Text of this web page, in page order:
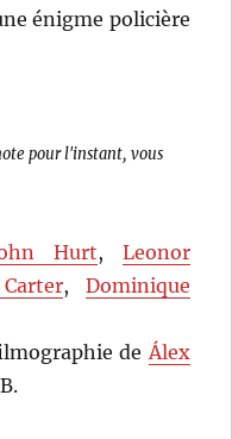
énigme policière
pour l'instant, vous
Hurt, Leonor
, Dominique
deÁlex